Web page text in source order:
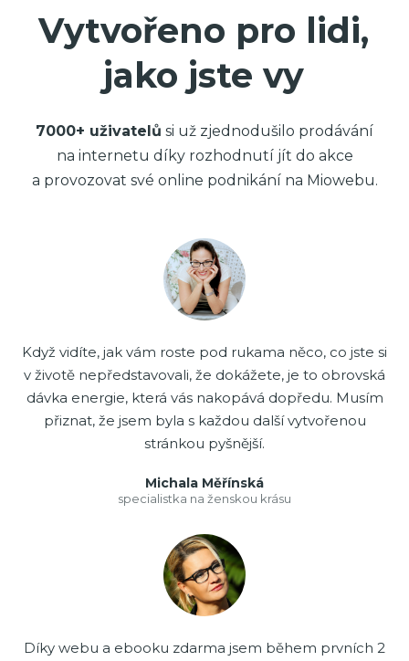
Vytvořeno pro lidi,
jako jste vy
7000+ uživatelů si už zjednodušilo prodávání
na internetu díky rozhodnutí jít do akce
a provozovat své online podnikání na Miowebu.
Když vidíte, jak vám roste pod rukama něco, co jste si
v životě nepředstavovali, že dokážete, je to obrovská
dávka energie, která vás nakopává dopředu. Musím
přiznat, že jsem byla s každou další vytvořenou
stránkou pyšnější.
Michala Měřínská
specialistka na ženskou krásu
Díky webu a ebooku zdarma jsem během prvních 2